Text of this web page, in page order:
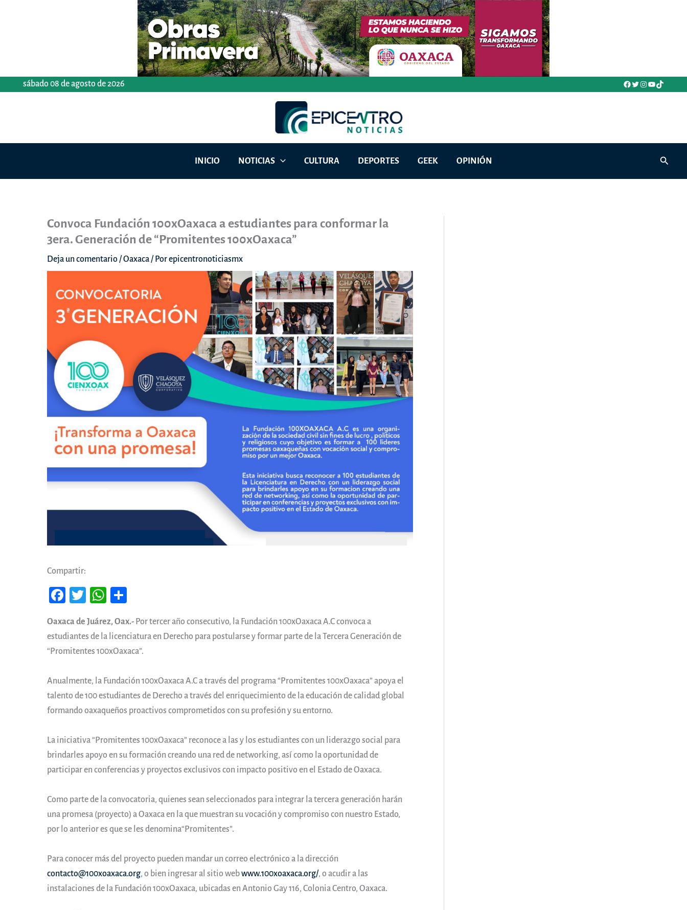
sábado 08 de agosto de 2026 Facebook
Twitter
Instagram
YouTube
TikTok
INICIO NOTICIAS CULTURA DEPORTES GEEK OPINIÓN Buscar
Convoca Fundación 100xOaxaca a estudiantes para conformar la
3era. Generación de “Promitentes 100xOaxaca”
Deja un comentario/Oaxaca/ Porepicentronoticiasmx
Compartir:
Fa
b
oo
T
tt
er
W
ts
A
pa
rti
Oaxaca de Juárez, Oax.- Por tercer año consecutivo, la Fundación 100xOaxaca A.C convoca a
estudiantes de la licenciatura en Derecho para postularse y formar parte de la Tercera Generación de
“Promitentes 100xOaxaca”.
Anualmente, la Fundación 100xOaxaca A.C a través del programa “Promitentes 100xOaxaca” apoya el
talento de 100 estudiantes de Derecho a través del enriquecimiento de la educación de calidad global
formando oaxaqueños proactivos comprometidos con su profesión y su entorno.
La iniciativa “Promitentes 100xOaxaca” reconoce a las y los estudiantes con un liderazgo social para
brindarles apoyo en su formación creando una red de networking, así como la oportunidad de
participar en conferencias y proyectos exclusivos con impacto positivo en el Estado de Oaxaca.
Como parte de la convocatoria, quienes sean seleccionados para integrar la tercera generación harán
una promesa (proyecto) a Oaxaca en la que muestran su vocación y compromiso con nuestro Estado,
por lo anterior es que se les denomina“Promitentes”.
Para conocer más del proyecto pueden mandar un correo electrónico a la dirección
contacto@100xoaxaca.org, o bien ingresar al sitio webwww.100xoaxaca.org/, o acudir a las
instalaciones de la Fundación 100xOaxaca, ubicadas en Antonio Gay 116, Colonia Centro, Oaxaca.